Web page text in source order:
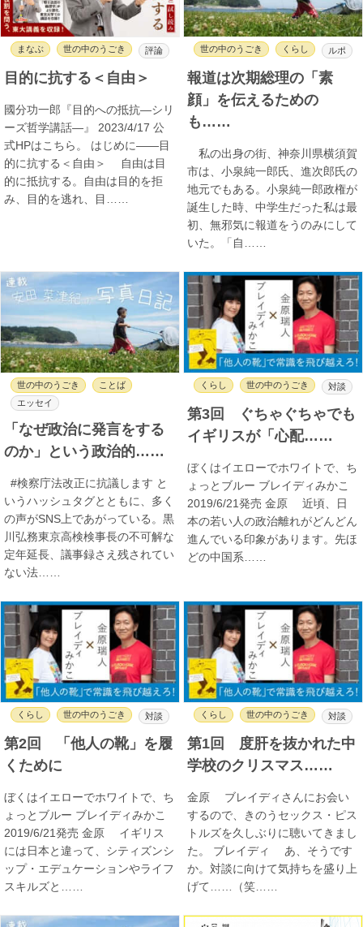
まなぶ 世の中のうごき 評論
目的に抗する＜自由＞
國分功一郎『目的への抵抗―シリ
ーズ哲学講話―』 2023/4/17 公
式HPはこちら。 はじめに――目
的に抗する＜自由＞ 自由は目
的に抵抗する。自由は目的を拒
み、目的を逃れ、目……
世の中のうごき くらし ルポ
報道は次期総理の「素
顔」を伝えるための
も……
私の出身の街、神奈川県横須賀
市は、小泉純一郎氏、進次郎氏の
地元でもある。小泉純一郎政権が
誕生した時、中学生だった私は最
初、無邪気に報道をうのみにして
いた。「自……
世の中のうごき
ことば
エッセイ
「なぜ政治に発言をする
のか」という政治的……
#検察庁法改正に抗議します と
いうハッシュタグとともに、多く
の声がSNS上であがっている。黒
川弘務東京高検検事長の不可解な
定年延長、議事録さえ残されてい
ない法……
くらし 世の中のうごき 対談
第3回 ぐちゃぐちゃでも
イギリスが「心配……
ぼくはイエローでホワイトで、ち
ょっとブルー ブレイディみかこ
2019/6/21発売 金原 近頃、日
本の若い人の政治離れがどんどん
進んでいる印象があります。先ほ
どの中国系……
くらし 世の中のうごき 対談
第2回 「他人の靴」を履
くために
ぼくはイエローでホワイトで、ち
ょっとブルー ブレイディみかこ
2019/6/21発売 金原 イギリス
には日本と違って、シティズンシ
ップ・エデュケーションやライフ
スキルズと……
くらし 世の中のうごき 対談
第1回 度肝を抜かれた中
学校のクリスマス……
金原 ブレイディさんにお会い
するので、きのうセックス・ピス
トルズを久しぶりに聴いてきまし
た。 ブレイディ あ、そうです
か。対談に向けて気持ちを盛り上
げて……（笑……